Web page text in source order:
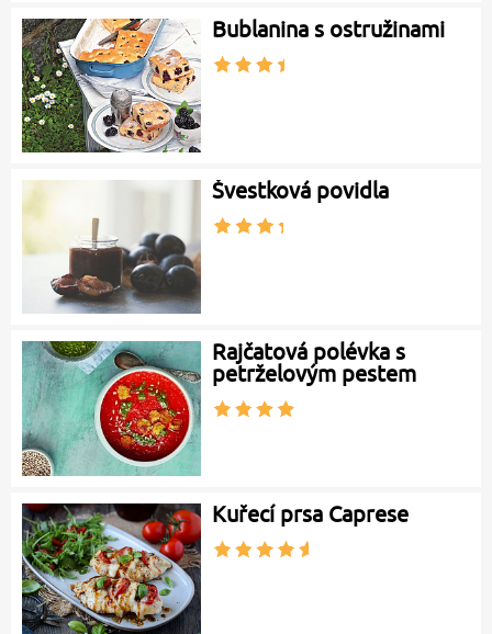
Bublanina s ostružinami
Švestková povidla
Rajčatová polévka s
petrželovým pestem
Kuřecí prsa Caprese